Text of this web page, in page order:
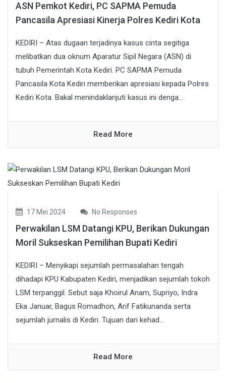
ASN Pemkot Kediri, PC SAPMA Pemuda
Pancasila Apresiasi Kinerja Polres Kediri Kota
KEDIRI – Atas dugaan terjadinya kasus cinta segitiga
melibatkan dua oknum Aparatur Sipil Negara (ASN) di
tubuh Pemerintah Kota Kediri. PC SAPMA Pemuda
Pancasila Kota Kediri memberikan apresiasi kepada Polres
Kediri Kota. Bakal menindaklanjuti kasus ini denga...
Read More
17 Mei 2024 No Responses
Perwakilan LSM Datangi KPU, Berikan Dukungan
Moril Sukseskan Pemilihan Bupati Kediri
KEDIRI – Menyikapi sejumlah permasalahan tengah
dihadapi KPU Kabupaten Kediri, menjadikan sejumlah tokoh
LSM terpanggil. Sebut saja Khoirul Anam, Supriyo, Indra
Eka Januar, Bagus Romadhon, Arif Fatikunanda serta
sejumlah jurnalis di Kediri. Tujuan dari kehad...
Read More